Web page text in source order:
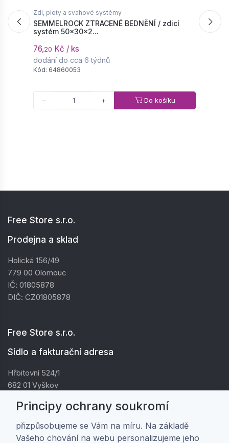
Zdi, ploty a svahové systémy
SEMMELROCK ZTRACENÉ BEDNĚNÍ / zdicí
systém 50x30x2...
76,20 Kč / ks
dodání do cca 6 týdnů
Kód: 64860053
− + Do košíku
Free Store s.r.o.
Prodejna a sklad
Holická 156/49
779 00 Olomouc
IČ: 01805878
DIČ: CZ01805878
Free Store s.r.o.
Sídlo a fakturační adresa
Hřbitovní 524/1
682 01 Vyškov
DIČ: CZ01805878
Principy ochrany soukromí
přizpůsobujeme se Vám na míru. Na základě
Vašeho chování na webu personalizujeme jeho